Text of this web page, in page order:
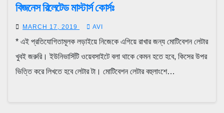
বিজনেস রিলেটেড মাস্টার্স কোর্সঃ
MARCH 17, 2019 AVI
* এই প্রতিযোগিতামূলক লড়াইয়ে নিজেকে এগিয়ে রাখার জন্য মোটিবেশন লেটার
খুবই জরুরি। ইউনিভার্সিটি ওয়েবসাইটে বলা থাকে কেমন হতে হবে, কিসের উপর
ভিত্তি করে লিখতে হবে লেটার টা। মোটিবেশন লেটার বহুলাংশে…